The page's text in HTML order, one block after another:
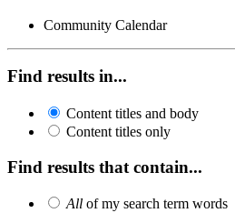
Community Calendar
Find results in...
Content titles and body
Content titles only
Find results that contain...
All of my search term words